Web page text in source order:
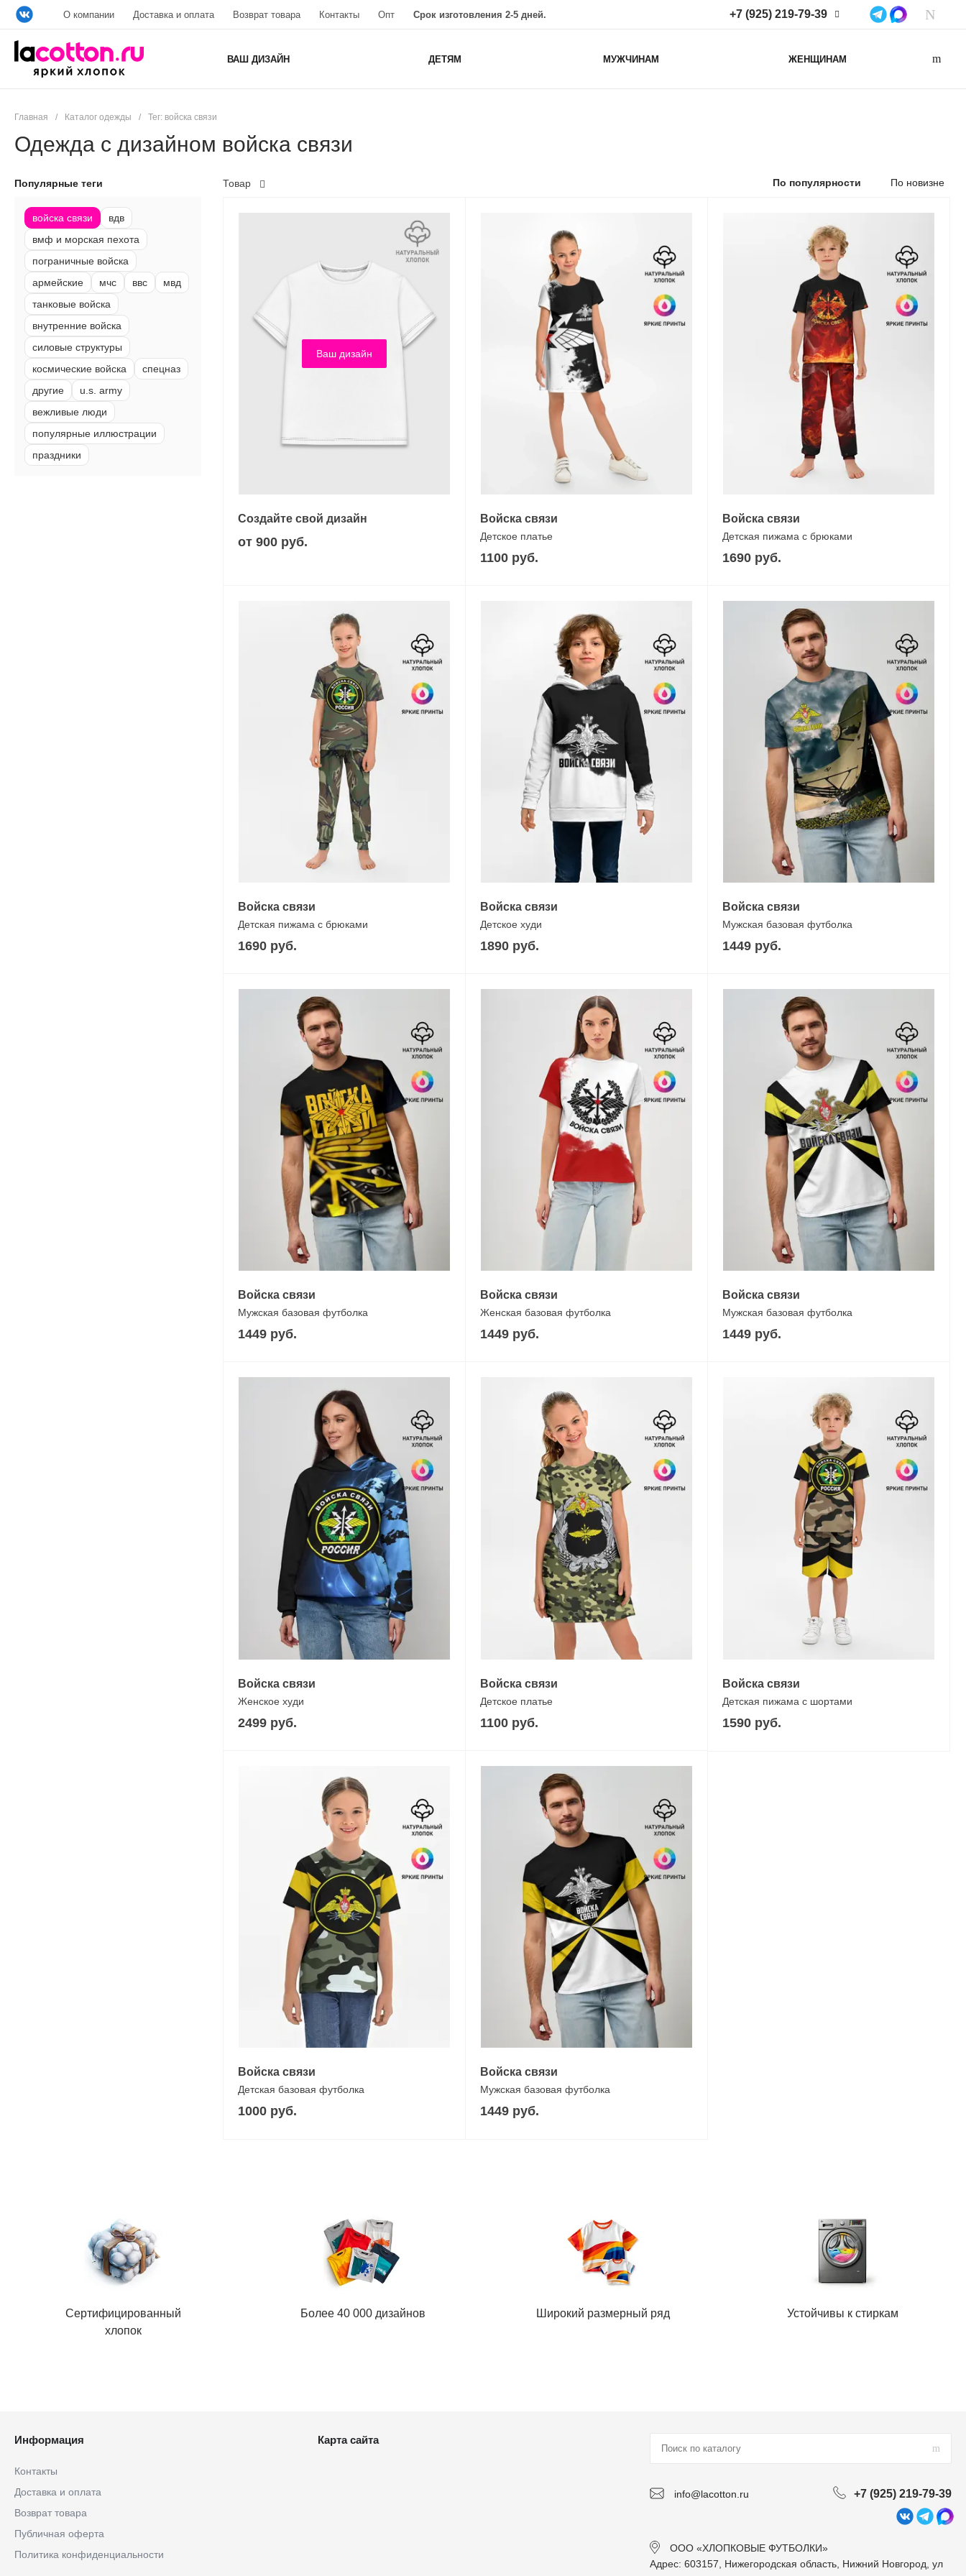
О компании Доставка и оплата Возврат товара Контакты Опт Срок изготовления 2-5 дней. +7 (925) 219-79-39
Нижегородская область,
ВАШ ДИЗАЙН ДЕТЯМ МУЖЧИНАМ ЖЕНЩИНАМ
Главная / Каталог одежды / Тег: войска связи
Одежда с дизайном войска связи
Популярные теги
войска связи
вдв
вмф и морская пехота
пограничные войска
армейские
мчс ввс
мвд
танковые войска
внутренние войска
силовые структуры
космические войска
спецназ
другие
u.s. army
вежливые люди
популярные иллюстрации
праздники
Товар По популярности По новизне
Ваш дизайн
Создайте свой дизайн
от 900 руб.
Войска связи
Детское платье
1100 руб.
Войска связи
Детская пижама с брюками
1690 руб.
Войска связи
Детская пижама с брюками
1690 руб.
Войска связи
Детское худи
1890 руб.
Войска связи
Мужская базовая футболка
1449 руб.
Войска связи
Мужская базовая футболка
1449 руб.
Войска связи
Женская базовая футболка
1449 руб.
Войска связи
Мужская базовая футболка
1449 руб.
Войска связи
Женское худи
2499 руб.
Войска связи
Детское платье
1100 руб.
Войска связи
Детская пижама с шортами
1590 руб.
Войска связи
Детская базовая футболка
1000 руб.
Войска связи
Мужская базовая футболка
1449 руб.
Сертифицированный
хлопок
Более 40 000 дизайнов Широкий размерный ряд Устойчивы к стиркам
Информация
Контакты
Доставка и оплата
Возврат товара
Публичная оферта
Политика конфиденциальности
Карта сайта
info@lacotton.ru +7 (925) 219-79-39
ООО «ХЛОПКОВЫЕ ФУТБОЛКИ»
Адрес: 603157, Нижегородская область, Нижний Новгород, ул